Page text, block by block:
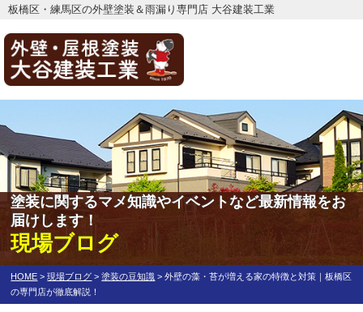
板橋区・練馬区の外壁塗装＆雨漏り専門店 大谷建装工業
塗装に関するマメ知識やイベントなど最新情報をお
届けします！
現場ブログ
HOME >現場ブログ >塗装の豆知識 >外壁の藻・苔が増える家の特徴と対策｜板橋区
の専門店が徹底解説！